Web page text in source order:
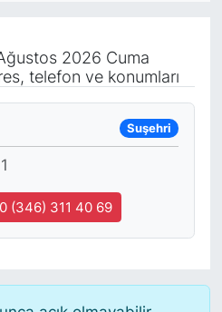
2026 Cuma
telefon ve konumları
Suşehri
0 (346) 311 40 69